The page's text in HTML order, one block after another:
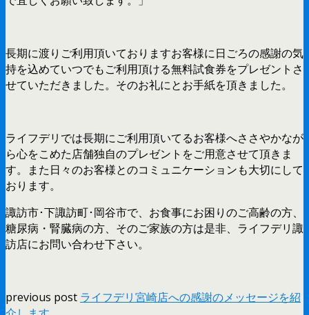
長期に渡りご利用頂いておりますお客様に日ごろの感謝の気
持を込めていつでもご利用頂ける無料試食券をプレゼントさ
せていただきました。そのお礼にとお手紙を頂きました。
ライフデリでは長期にご利用頂いてるお客様へささやかなが
ら心をこめた店舗独自のプレゼントをご用意させて頂きま
す。また日々のお客様とのコミュニケーションも大切にして
おります。
諏訪市･下諏訪町･岡谷市で、お食事にお困りのご高齢の方、
糖尿病・腎臓病の方、そのご家族の方は是非、ライフデリ諏
訪店にお問い合わせ下さい。
previous post ライフデリ宮崎店への感謝のメッセージを紹